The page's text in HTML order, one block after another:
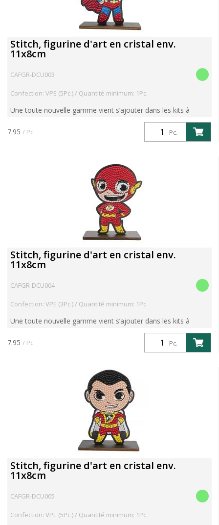
Stitch, figurine d'art en cristal env.
11x8cm
CAFGR-DCU003
Confection: VPE (5Pc.) / Quantité minimum: 1Pc.
Une toute nouvelle gamme vient s’ajouter dans les kits à
diamanter : les Figurines Crystal Art. Unconcept unique et
ludique : des figurines en bois à réaliser soi-même av...
Pc.
7.95 / Pc.
Stitch, figurine d'art en cristal env.
11x8cm
CAFGR-DCU004
Confection: VPE (3Pc.) / Quantité minimum: 1Pc.
Une toute nouvelle gamme vient s’ajouter dans les kits à
diamanter : les Figurines Crystal Art. Unconcept unique et
ludique : des figurines en bois à réaliser soi-même av...
Pc.
7.95 / Pc.
Stitch, figurine d'art en cristal env.
11x8cm
CAFGR-DCU005
Confection: VPE (5Pc.) / Quantité minimum: 1Pc.